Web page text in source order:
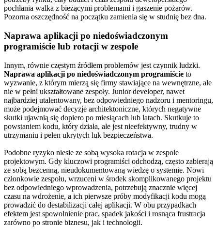
pochłania walka z bieżącymi problemami i gaszenie pożarów.
Pozorna oszczędność na początku zamienia się w studnię bez dna.
Naprawa aplikacji po niedoświadczonym
programiście lub rotacji w zespole
Innym, równie częstym źródłem problemów jest czynnik ludzki.
Naprawa aplikacji po niedoświadczonym programiście to
wyzwanie, z którym mierzą się firmy stawiające na wewnętrzne, ale
nie w pełni ukształtowane zespoły. Junior developer, nawet
najbardziej utalentowany, bez odpowiedniego nadzoru i mentoringu,
może podejmować decyzje architektoniczne, których negatywne
skutki ujawnią się dopiero po miesiącach lub latach. Skutkuje to
powstaniem kodu, który działa, ale jest nieefektywny, trudny w
utrzymaniu i pełen ukrytych luk bezpieczeństwa.
Podobne ryzyko niesie ze sobą wysoka rotacja w zespole
projektowym. Gdy kluczowi programiści odchodzą, często zabierają
ze sobą bezcenną, nieudokumentowaną wiedzę o systemie. Nowi
członkowie zespołu, wrzuceni w środek skomplikowanego projektu
bez odpowiedniego wprowadzenia, potrzebują znacznie więcej
czasu na wdrożenie, a ich pierwsze próby modyfikacji kodu mogą
prowadzić do destabilizacji całej aplikacji. W obu przypadkach
efektem jest spowolnienie prac, spadek jakości i rosnąca frustracja
zarówno po stronie biznesu, jak i technologii.